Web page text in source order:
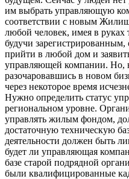
им выбрать управляющую
соответствии с новым
любой человек, имея в руках
будучи
прийти в любой дом и
управляющей компании. Но,
разочаровавшись в новом
через некоторое время
Нужно определить статус
региональном уровне.
управлять жилым фондом,
достаточную техническую
деятельности должен быть
будет ли управляющая
базе старой подрядной
были квалифицированные